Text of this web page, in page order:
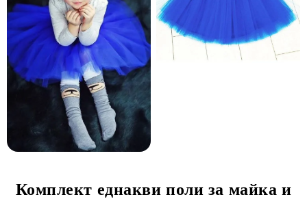
Комплект еднакви поли за майка и